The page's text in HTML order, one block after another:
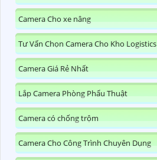
Camera Cho xe nâng
Tư Vấn Chọn Camera Cho Kho Logistics
Camera Giá Rẻ Nhất
Lắp Camera Phòng Phẩu Thuật
Camera có chống trộm
Camera Cho Công Trình Chuyên Dụng